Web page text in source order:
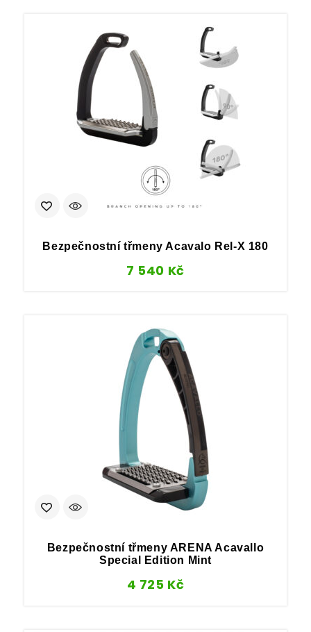
Bezpečnostní třmeny Acavalo Rel‑X 180
7 540 Kč
Bezpečnostní třmeny ARENA Acavallo
Special Edition Mint
4 725 Kč